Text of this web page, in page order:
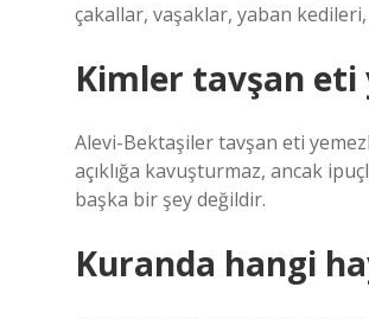
çakallar, vaşaklar, yaban
Kimler tavşan eti
Alevi-Bektaşiler tavşan eti
açıklığa kavuşturmaz, ancak
başka bir şey değildir.
Kuranda hangi